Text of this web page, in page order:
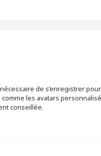
de s’enregistrer
les avatars
conseillée.